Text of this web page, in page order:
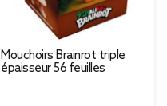
Mouchoirs Brainrot triple
épaisseur 56 feuilles